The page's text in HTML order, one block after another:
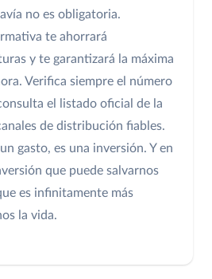
no es obligatoria.
te ahorrará
y te garantizará la máxima
Verifica siempre el número
el listado oficial de la
de distribución fiables.
gasto, es una inversión. Y en
que puede salvarnos
es infinitamente más
la vida.